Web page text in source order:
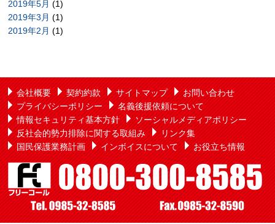
2019年5月 (1)
2019年3月 (1)
2019年2月 (1)
会社概要 契約約款 サイトマップ
お問い合わせ
プライバシーポリシー
名義後援依頼について
情報セキュリティ基本方針
ソーシャルメディアポリシー
反社会的勢力排除に関する取組み
リンク集
国民保護業務計画
インボイスについて お役立ち情報